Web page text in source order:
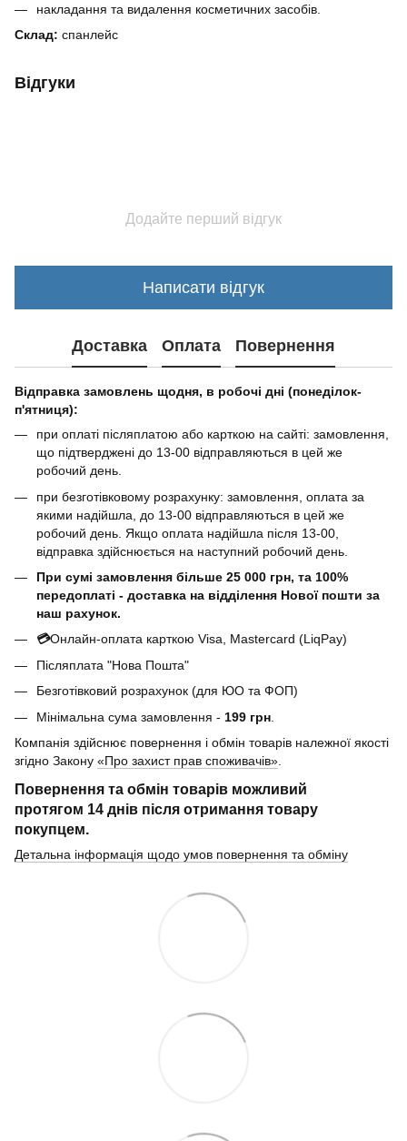
накладання та видалення косметичних засобів.
Склад: спанлейс
Відгуки
Додайте перший відгук
Написати відгук
Доставка Оплата Повернення
Відправка замовлень щодня, в робочі дні (понеділок-
п'ятниця):
при оплаті післяплатою або карткою на сайті: замовлення,
що підтверджені до 13-00 відправляються в цей же
робочий день.
при безготівковому розрахунку: замовлення, оплата за
якими надійшла, до 13-00 відправляються в цей же
робочий день. Якщо оплата надійшла після 13-00,
відправка здійснюється на наступний робочий день.
При сумі замовлення більше 25 000 грн, та 100%
передоплаті - доставка на відділення Нової пошти за
наш рахунок.
💳Онлайн-оплата карткою Visa, Mastercard (LiqPay)
Післяплата "Нова Пошта"
Безготівковий розрахунок (для ЮО та ФОП)
Мінімальна сума замовлення - 199 грн
Компанія здійснює повернення і обмін товарів належної якості
згідно Закону «Про захист прав споживачів»
Повернення та обмін товарів можливий
протягом 14 днів після отримання товару
покупцем.
Детальна інформація щодо умов повернення та обміну